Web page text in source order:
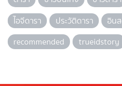
ไอจีดารา
ประวัติดารา
อิน
recommended
trueidstory